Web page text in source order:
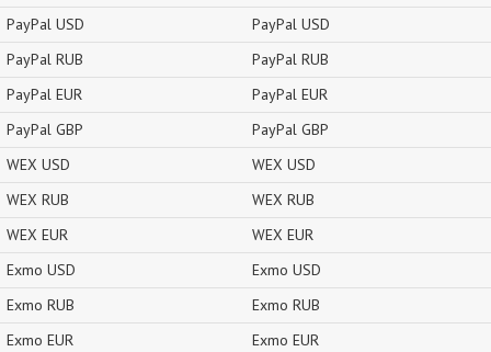
PayPal USD
PayPal RUB
PayPal EUR
PayPal GBP
WEX USD
WEX RUB
WEX EUR
Exmo USD
Exmo RUB
Exmo EUR
PayPal USD
PayPal RUB
PayPal EUR
PayPal GBP
WEX USD
WEX RUB
WEX EUR
Exmo USD
Exmo RUB
Exmo EUR